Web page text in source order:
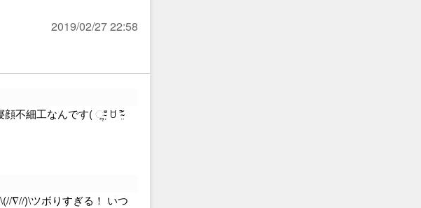
2019/02/27 22:58
不細工なんです( ૢ⁼̴̤̆ ꇴ ⁼̴̤̆
∇//)\ツボりすぎる！ いつ